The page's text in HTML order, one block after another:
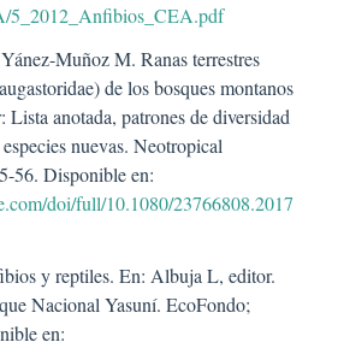
5_2012_Anfibios_CEA.pdf
Muñoz M. Ranas terrestres
de los bosques montanos
anotada, patrones de diversidad
nuevas. Neotropical
56. Disponible en:
doi/full/10.1080/23766808.2017
y reptiles. En: Albuja L, editor.
Nacional Yasuní. EcoFondo;
en: